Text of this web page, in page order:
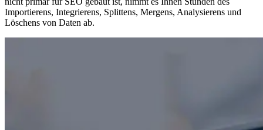
Importierens, Integrierens, Splittens, Mergens, Analysierens und
Löschens von Daten ab.